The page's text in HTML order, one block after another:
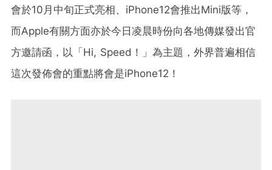
會於10月中旬正式亮相、iPhone12會推出Mini版等，
而Apple有關方面亦於今日凌晨時份向各地傳媒發出官
方邀請函，以「Hi, Speed！」為主題，外界普遍相信
這次發佈會的重點將會是iPhone12！